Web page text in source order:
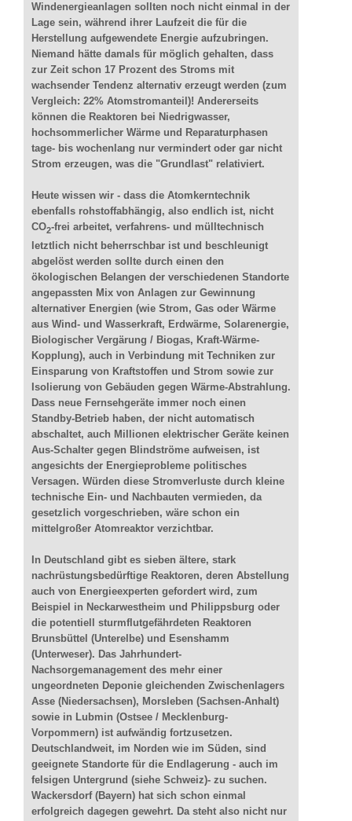
Windenergieanlagen sollten noch nicht einmal in der
Lage sein, während ihrer Laufzeit die für die
Herstellung aufgewendete Energie aufzubringen.
Niemand hätte damals für möglich gehalten, dass
zur Zeit schon 17 Prozent des Stroms mit
wachsender Tendenz alternativ erzeugt werden (zum
Vergleich: 22% Atomstromanteil)! Andererseits
können die Reaktoren bei Niedrigwasser,
hochsommerlicher Wärme und Reparaturphasen
tage- bis wochenlang nur vermindert oder gar nicht
Strom erzeugen, was die "Grundlast" relativiert.
Heute wissen wir - dass die Atomkerntechnik
ebenfalls rohstoffabhängig, also endlich ist, nicht
CO2-frei arbeitet, verfahrens- und mülltechnisch
letztlich nicht beherrschbar ist und beschleunigt
abgelöst werden sollte durch einen den
ökologischen Belangen der verschiedenen Standorte
angepassten Mix von Anlagen zur Gewinnung
alternativer Energien (wie Strom, Gas oder Wärme
aus Wind- und Wasserkraft, Erdwärme, Solarenergie,
Biologischer Vergärung / Biogas, Kraft-Wärme-
Kopplung), auch in Verbindung mit Techniken zur
Einsparung von Kraftstoffen und Strom sowie zur
Isolierung von Gebäuden gegen Wärme-Abstrahlung.
Dass neue Fernsehgeräte immer noch einen
Standby-Betrieb haben, der nicht automatisch
abschaltet, auch Millionen elektrischer Geräte keinen
Aus-Schalter gegen Blindströme aufweisen, ist
angesichts der Energieprobleme politisches
Versagen. Würden diese Stromverluste durch kleine
technische Ein- und Nachbauten vermieden, da
gesetzlich vorgeschrieben, wäre schon ein
mittelgroßer Atomreaktor verzichtbar.
In Deutschland gibt es sieben ältere, stark
nachrüstungsbedürftige Reaktoren, deren Abstellung
auch von Energieexperten gefordert wird, zum
Beispiel in Neckarwestheim und Philippsburg oder
die potentiell sturmflutgefährdeten Reaktoren
Brunsbüttel (Unterelbe) und Esenshamm
(Unterweser). Das Jahrhundert-
Nachsorgemanagement des mehr einer
ungeordneten Deponie gleichenden Zwischenlagers
Asse (Niedersachsen), Morsleben (Sachsen-Anhalt)
sowie in Lubmin (Ostsee / Mecklenburg-
Vorpommern) ist aufwändig fortzusetzen.
Deutschlandweit, im Norden wie im Süden, sind
geeignete Standorte für die Endlagerung - auch im
felsigen Untergrund (siehe Schweiz)- zu suchen.
Wackersdorf (Bayern) hat sich schon einmal
erfolgreich dagegen gewehrt. Da steht also nicht nur